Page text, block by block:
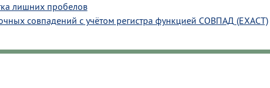
лишних пробелов
совпадений с учётом регистра функцией СОВПАД (EXACT)